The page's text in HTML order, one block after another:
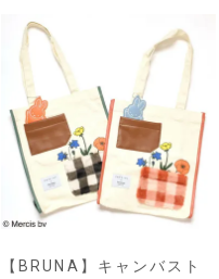
【BRUNA】キャンバスト